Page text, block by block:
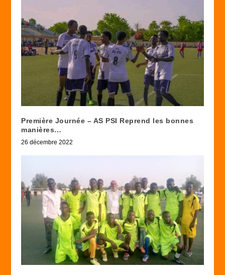
Première Journée – AS PSI Reprend les bonnes
manières…
26 décembre 2022